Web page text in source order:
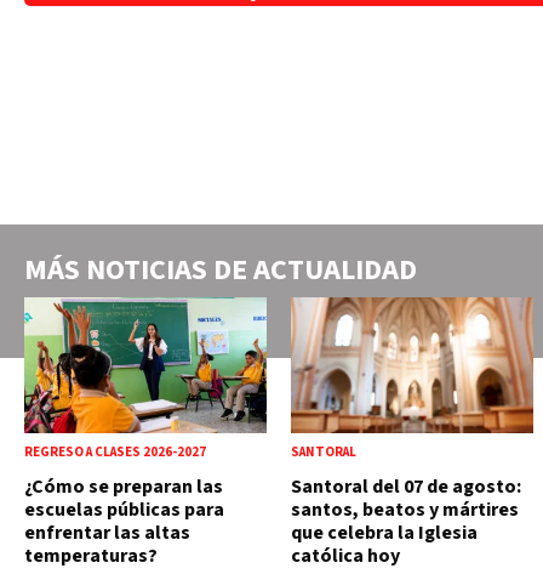
MÁS NOTICIAS DEACTUALIDAD
REGRESO A CLASES 2026-2027
¿Cómo se preparan las
escuelas públicas para
enfrentar las altas
temperaturas?
SANTORAL
Santoral del 07 de agosto:
santos, beatos y mártires
que celebra la Iglesia
católica hoy